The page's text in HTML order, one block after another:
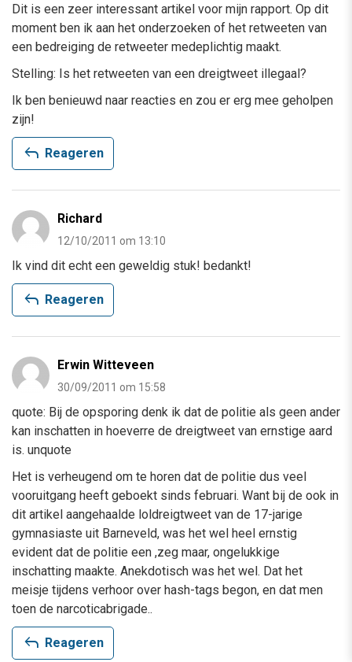
Dit is een zeer interessant artikel voor mijn rapport. Op dit
moment ben ik aan het onderzoeken of het retweeten van
een bedreiging de retweeter medeplichtig maakt.
Stelling: Is het retweeten van een dreigtweet illegaal?
Ik ben benieuwd naar reacties en zou er erg mee geholpen
zijn!
reply Reageren
Richard
12/10/2011 om 13:10
Ik vind dit echt een geweldig stuk! bedankt!
reply Reageren
Erwin Witteveen
30/09/2011 om 15:58
quote: Bij de opsporing denk ik dat de politie als geen ander
kan inschatten in hoeverre de dreigtweet van ernstige aard
is. unquote
Het is verheugend om te horen dat de politie dus veel
vooruitgang heeft geboekt sinds februari. Want bij de ook in
dit artikel aangehaalde loldreigtweet van de 17-jarige
gymnasiaste uit Barneveld, was het wel heel ernstig
evident dat de politie een ,zeg maar, ongelukkige
inschatting maakte. Anekdotisch was het wel. Dat het
meisje tijdens verhoor over hash-tags begon, en dat men
toen de narcoticabrigade..
reply Reageren